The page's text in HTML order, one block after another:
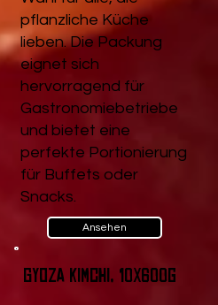
pflanzliche Küche
lieben. Die Packung
eignet sich
hervorragend für
Gastronomiebetriebe
und bietet eine
perfekte Portionierung
für Buffets oder
Snacks.
Ansehen
Gyoza Kimchi, 10x600g